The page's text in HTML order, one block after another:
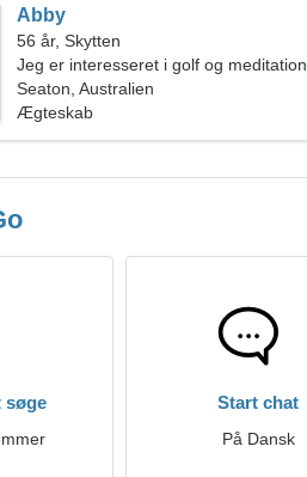
Abby
56 år, Skytten
Jeg er interesseret i golf og meditation
Seaton, Australien
Ægteskab
søge Start chat
På Dansk